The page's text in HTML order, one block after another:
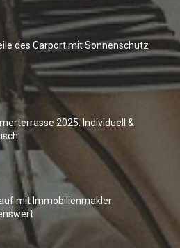
des Carport mit Sonnenschutz
2025: Individuell &
mit Immobilienmakler